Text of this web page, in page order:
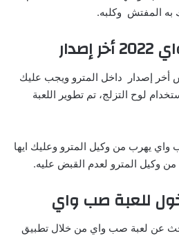
به المفتش وكلبه.
إصدار داخل المترو ويجب عليك
لوح التزلج، تم تطوير اللعبة
يهرب من وكيل المترو وعليك ايها
وكيل المترو لعدم القبض عليه.
للعبة صب واي
عن لعبة صب واي من خلال تطبيق